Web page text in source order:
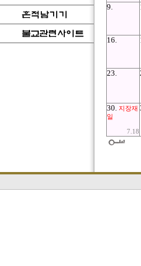
9.
16.
23.
30. 지장재
일
7.18